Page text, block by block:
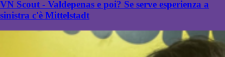
VN Scout - Valdepenas e poi? Se serve esperienza a
sinistra c'è Mittelstadt